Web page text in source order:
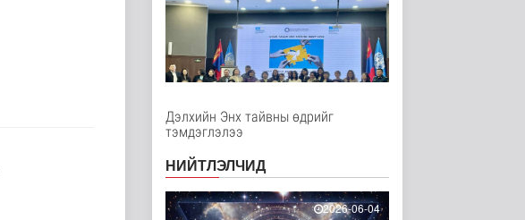
2 цаг 32 минутын өмнө
Хүннүгийн язгууртны
оршуулгын дурсгалт
газрууд Ю..
салбарт өр..
Улс төр
2 цаг 40 минутын өмнө
Дэлхийн Энх тайвны өдрийг
тэмдэглэлээ
НИЙТЛЭЛЧИД
2026-06-04